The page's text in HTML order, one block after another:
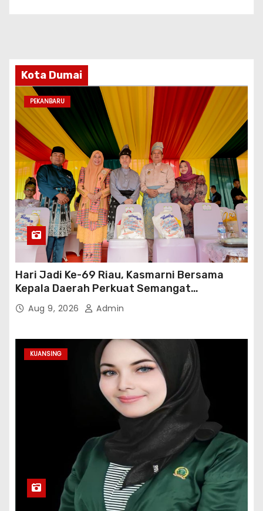
Kota Dumai
PEKANBARU
Hari Jadi Ke-69 Riau, Kasmarni Bersama
Kepala Daerah Perkuat Semangat
Membangun Negeri
Aug 9, 2026 Admin
KUANSING